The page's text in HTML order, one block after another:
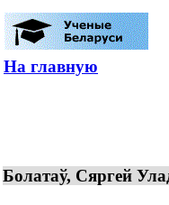
На главную
Болатаў, Сяргей